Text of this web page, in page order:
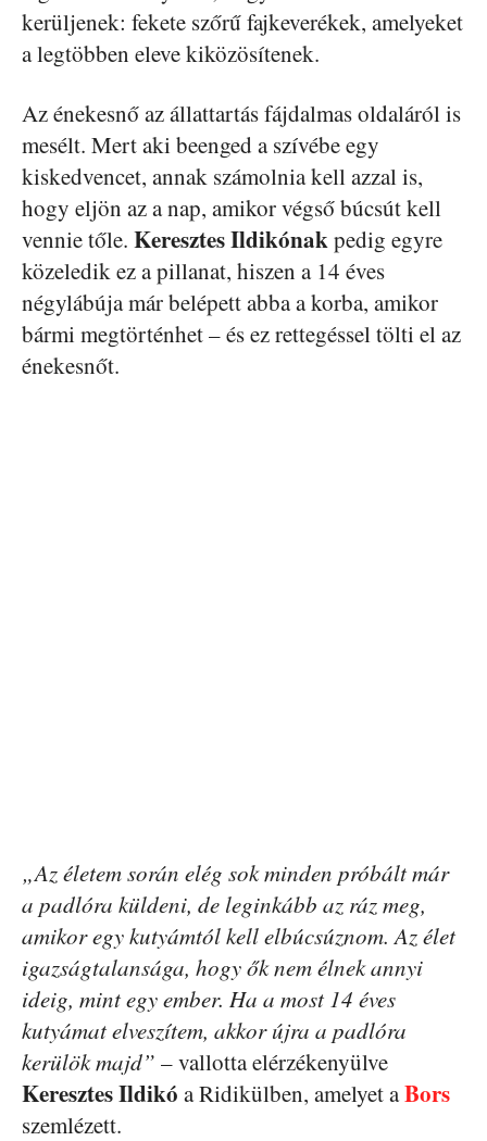
kerüljenek: fekete szőrű fajkeverékek, amelyeket
a legtöbben eleve kiközösítenek.
Az énekesnő az állattartás fájdalmas oldaláról is
mesélt. Mert aki beenged a szívébe egy
kiskedvencet, annak számolnia kell azzal is,
hogy eljön az a nap, amikor végső búcsút kell
vennie tőle. Keresztes Ildikónakpedig egyre
közeledik ez a pillanat, hiszen a 14 éves
négylábúja már belépett abba a korba, amikor
bármi megtörténhet – és ez rettegéssel tölti el az
énekesnőt.
„Az életem során elég sok minden próbált már
a padlóra küldeni, de leginkább az ráz meg,
amikor egy kutyámtól kell elbúcsúznom. Az élet
igazságtalansága, hogy ők nem élnek annyi
ideig, mint egy ember. Ha a most 14 éves
kutyámat elveszítem, akkor újra a padlóra
kerülök majd” – vallotta elérzékenyülve
Keresztes Ildikó a Ridikülben, amelyet aBors
szemlézett.